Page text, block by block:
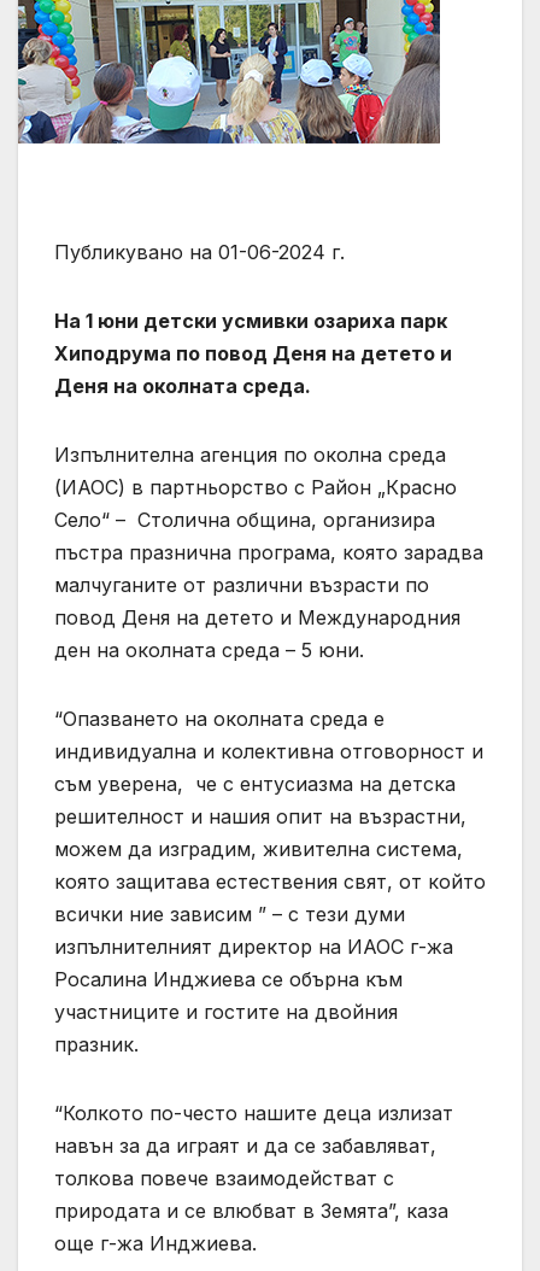
Публикувано на 01-06-2024 г.
На 1 юни детски усмивки озариха парк
Хиподрума по повод Деня на детето и
Деня на околната среда.
Изпълнителна агенция по околна среда
(ИАОС) в партньорство с Район „Красно
Село“ – Столична община, организира
пъстра празнична програма, която зарадва
малчуганите от различни възрасти по
повод Деня на детето и Международния
ден на околната среда – 5 юни.
“Опазването на околната среда е
индивидуална и колективна отговорност и
съм уверена, че с ентусиазма на детска
решителност и нашия опит на възрастни,
можем да изградим, живителна система,
която защитава естествения свят, от който
всички ние зависим ” – с тези думи
изпълнителният директор на ИАОС г-жа
Росалина Инджиева се обърна към
участниците и гостите на двойния
празник.
“Колкото по-често нашите деца излизат
навън за да играят и да се забавляват,
толкова повече взаимодействат с
природата и се влюбват в Земята”, каза
още г-жа Инджиева.